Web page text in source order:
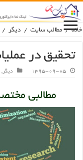
خانه / مطالب سایت / دیگر /
تحقیق در
1395-09-05 دیگر ,
مطالبی